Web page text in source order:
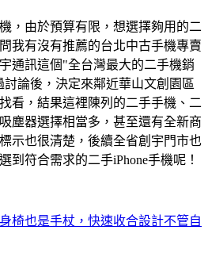
，由於預算有限，想選擇夠用的二
我有沒有推薦的台北中古手機專賣
通訊這個"全台灣最大的二手機銷
論後，決定來鄰近華山文創園區
看，結果這裡陳列的二手手機、二
塵器選擇相當多，甚至還有全新商
示也很清楚，後續全省創宇門市也
到符合需求的二手iPhone手機呢！
椅也是手杖，快速收合設計不管自